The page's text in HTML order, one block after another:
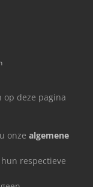
deze pagina
onze algemene
respectieve